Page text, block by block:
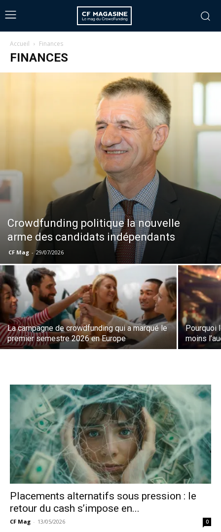
Accueil Finances
FINANCES
Crowdfunding politique la nouvelle
arme des candidats indépendants
CF Mag - 29/07/2026
La campagne de crowdfunding qui a marqué le
premier semestre 2026 en Europe
Pourquoi
moins
Placements alternatifs sous pression : le
retour du cash s’impose en...
CF Mag - 13/05/2026 0